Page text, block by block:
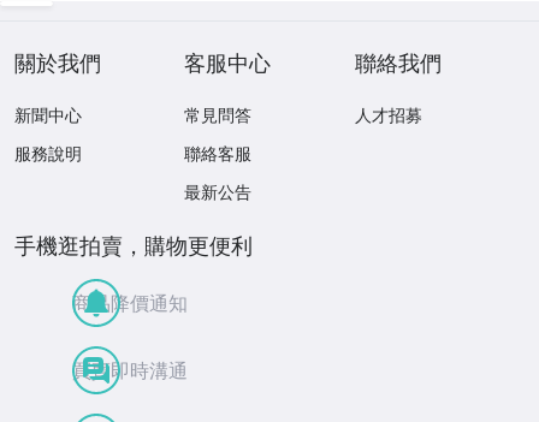
關於我們
新聞中心
服務說明
客服中心
常見問答
聯絡客服
最新公告
聯絡我們
人才招募
手機逛拍賣，購物更便利
商品降價通知
買賣即時溝通